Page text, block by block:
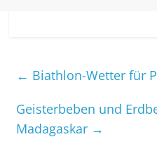
← Biathlon-Wetter für
Geisterbeben und
Madagaskar →